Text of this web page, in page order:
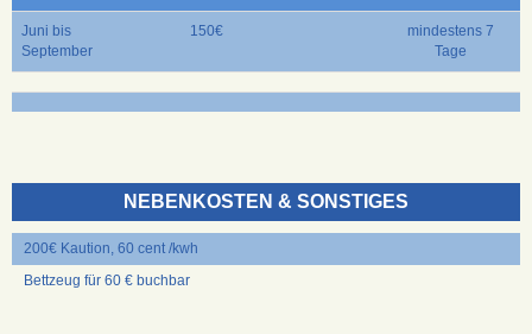
Juni bis
September
150€
mindestens 7
Tage
NEBENKOSTEN & SONSTIGES
200€ Kaution, 60 cent /kwh
Bettzeug für 60 € buchbar